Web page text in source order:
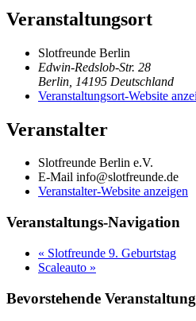
Veranstaltungsort
Slotfreunde Berlin
Edwin-Redslob-Str. 28
Berlin 14195 Deutschland
Veranstaltungsort-Website
Veranstalter
Slotfreunde Berlin e.V.
E-Mail info@slotfreunde.de
Veranstalter-Website anzeigen
Veranstaltungs-Navigation
« Slotfreunde 9. Geburtstag
Scaleauto »
Bevorstehende Veranstaltung